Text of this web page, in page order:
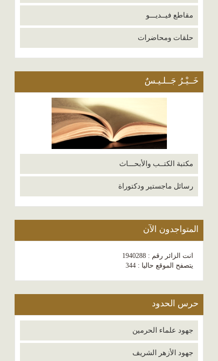
مقاطع فيــديـــو
حلقات ومحاضرات
خَــيْـرُ جَــلـيـسٌ
مكتبة الكتــب والأبحـــاث
رسائل ماجستير ودكتوراة
المتواجدون الآن
انت الزائر رقم : 1940288
يتصفح الموقع حاليا : 344
حرس الحدود
جهود علماء الحرمين
جهود الأزهر الشريف